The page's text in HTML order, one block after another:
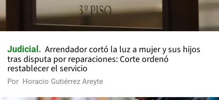
Judicial
Arrendador cortó la luz a mujer y sus hijos
tras disputa por reparaciones: Corte ordenó
restablecer el servicio
Por Horacio Gutiérrez Areyte